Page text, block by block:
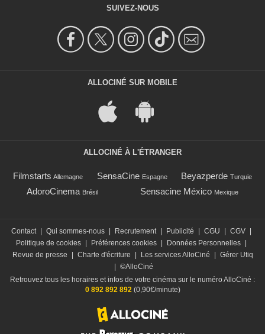
SUIVEZ-NOUS
ALLOCINÉ SUR MOBILE
ALLOCINÉ À L'ÉTRANGER
Filmstarts Allemagne SensaCine Espagne Beyazperde Turquie
AdoroCinema Brésil Sensacine México Mexique
Contact Qui sommes-nous Recrutement Publicité CGU CGV
Politique de cookies
Préférences cookies Données Personnelles
Revue de presse
Charte d'écriture Les services AlloCiné
Gérer Utiq
©AlloCiné
Retrouvez tous les horaires et infos de votre cinéma sur le numéro AlloCiné :
0 892 892 892(0,90€/minute)